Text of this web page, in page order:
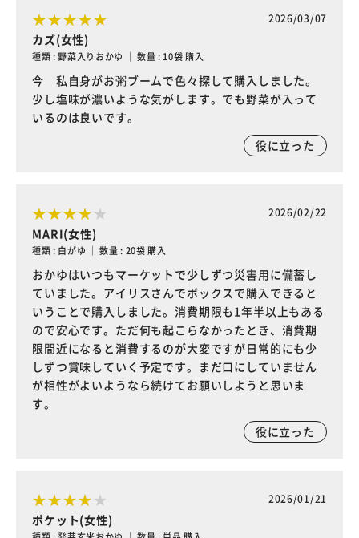
2026/03/07
カズ(女性)
種類 : 野菜入りおかゆ ｜ 数量 : 10袋 購入
今 私自身がお粥ブームで色々探して購入しました。
少し塩味が濃いような気がします。でも野菜が入って
いるのは良いです。
役に立った
2026/02/22
MARI(女性)
種類 : 白がゆ ｜ 数量 : 20袋 購入
おかゆはいつもマーケットで少しずつ災害用に備蓄し
ていました。アイリスさんでボックスで購入できると
いうことで購入しました。消費期限も1年半以上もある
ので安心です。ただ何も起こらなかったとき、消費期
限間近になると消費するのが大変ですが日常的にも少
しずつ賞味していく予定です。まだ口にしていません
が相性がよいようなら続けてお願いしようと思いま
す。
役に立った
2026/01/21
ポケット(女性)